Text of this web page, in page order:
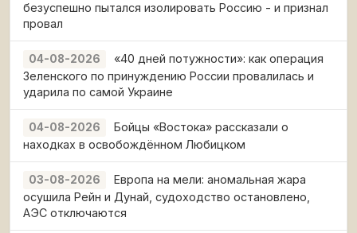
безуспешно пытался изолировать Россию - и признал
провал
04-08-2026
«40 дней потужности»: как операция
Зеленского по принуждению России провалилась и
ударила по самой Украине
04-08-2026
Бойцы «Востока» рассказали о
находках в освобождённом Любицком
03-08-2026
Европа на мели: аномальная жара
осушила Рейн и Дунай, судоходство остановлено,
АЭС отключаются